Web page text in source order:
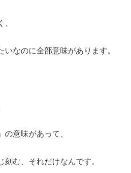
いなのに全部意味があります。
の意味があって、
む、それだけなんです。